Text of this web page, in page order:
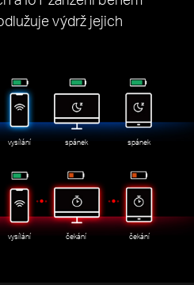
výdrž jejich
vysílání spánek spánek
vysílání čekání čekání